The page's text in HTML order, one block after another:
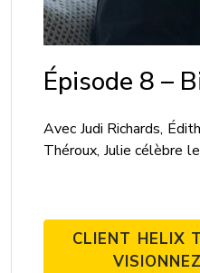
Épisode 8 –
Avec Judi Richards,
Théroux, Julie célèbre
CLIENT HELIX